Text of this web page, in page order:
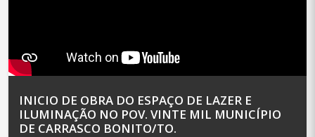
INICIO DE OBRA DO ESPAÇO DE LAZER E
ILUMINAÇÃO NO POV. VINTE MIL MUNICÍPIO
DE CARRASCO BONITO/TO.